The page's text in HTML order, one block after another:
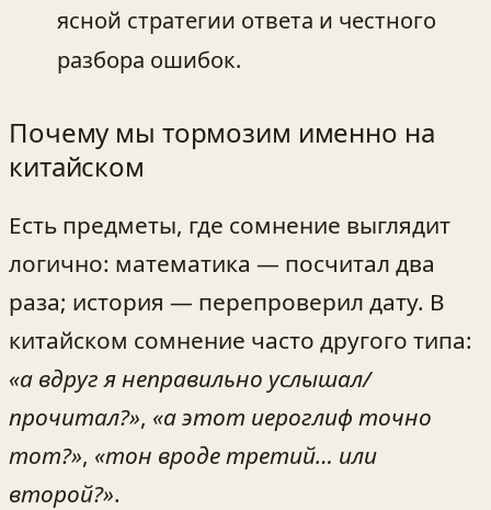
ясной стратегии ответа и честного
разбора ошибок.
Почему мы тормозим именно на
китайском
Есть предметы, где сомнение выглядит
логично: математика — посчитал два
раза; история — перепроверил дату. В
китайском сомнение часто другого типа:
«а вдруг я неправильно услышал/
прочитал?», «а этот иероглиф точно
тот?», «тон вроде третий… или
второй?».